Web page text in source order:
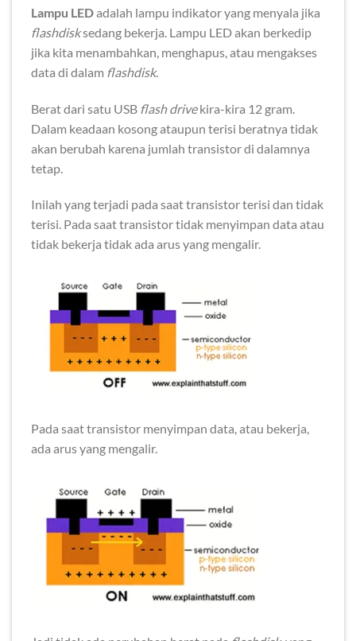
Lampu LEDadalah lampu indikator yang menyala jika
flashdisksedang bekerja. Lampu LED akan berkedip
jika kita menambahkan, menghapus, atau mengakses
data di dalam flashdisk.
Berat dari satu USB flash drivekira-kira 12 gram.
Dalam keadaan kosong ataupun terisi beratnya tidak
akan berubah karena jumlah transistor di dalamnya
tetap.
Inilah yang terjadi pada saat transistor terisi dan tidak
terisi. Pada saat transistor tidak menyimpan data atau
tidak bekerja tidak ada arus yang mengalir.
Pada saat transistor menyimpan data, atau bekerja,
ada arus yang mengalir.